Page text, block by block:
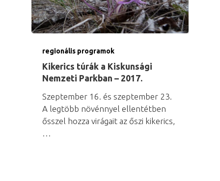
regionális programok
Kikerics túrák a Kiskunsági
Nemzeti Parkban – 2017.
Szeptember 16. és szeptember 23.
A legtöbb növénnyel ellentétben
ősszel hozza virágait az őszi kikerics,
…